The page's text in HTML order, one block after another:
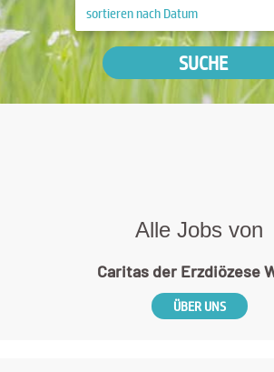
SUCHE
Alle Jobs von
Caritas der Erzdiözese
ÜBER UNS